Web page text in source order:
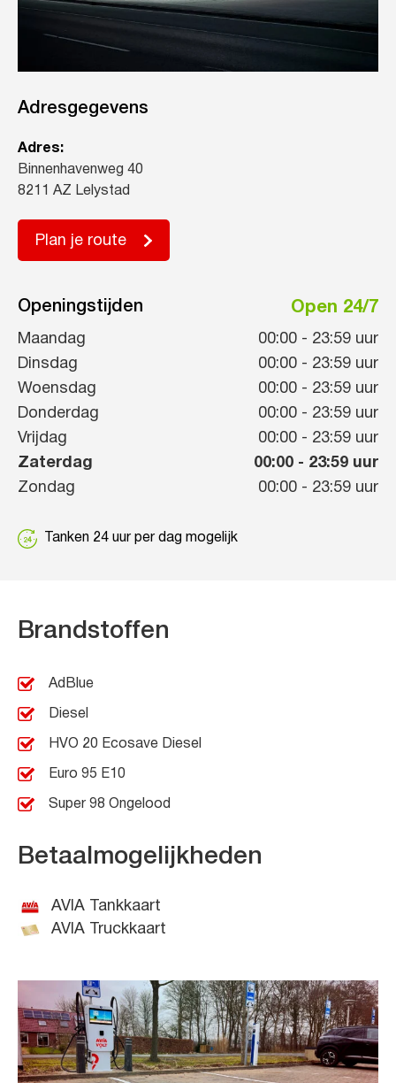
Adresgegevens
Adres:
Binnenhavenweg 40
8211 AZ Lelystad
Plan je route
Openingstijden Open 24/7
Maandag 00:00 - 23:59 uur
Dinsdag
00:00 - 23:59 uur
Woensdag
00:00 - 23:59 uur
Donderdag
00:00 - 23:59 uur
Vrijdag
00:00 - 23:59 uur
Zaterdag
00:00 - 23:59 uur
Zondag
00:00 - 23:59 uur
Tanken 24 uur per dag mogelijk
Brandstoffen
AdBlue
Diesel
HVO 20 Ecosave Diesel
Euro 95 E10
Super 98 Ongelood
Betaalmogelijkheden
AVIA Tankkaart
AVIA Truckkaart